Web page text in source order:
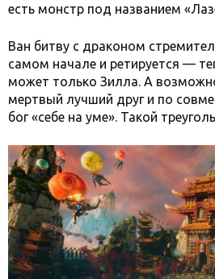
есть монстр под названием
Ван битву с драконом
самом начале и ретируется —
может только Зилла. А
мертвый лучший друг и по
бог «себе на уме». Такой